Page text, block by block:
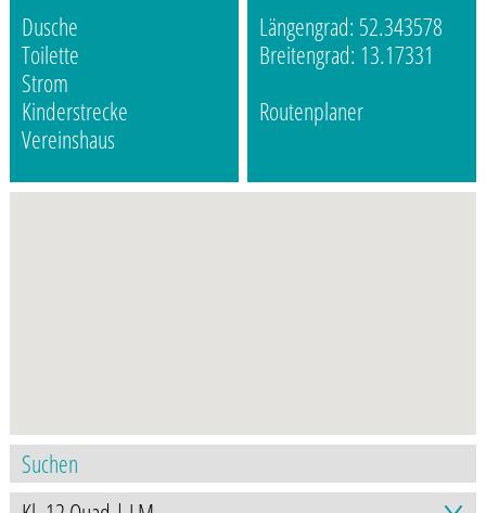
Dusche
Toilette
Strom
Kinderstrecke
Vereinshaus
Längengrad: 52.343578
Breitengrad: 13.17331
Routenplaner